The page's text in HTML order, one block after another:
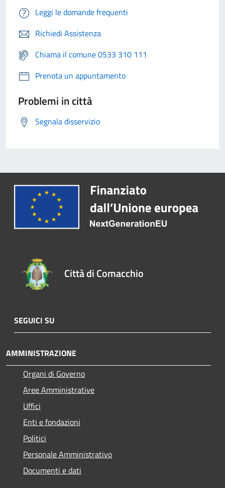
Leggi le domande frequenti
Richiedi Assistenza
Chiama il comune 0533 310 111
Prenota un appuntamento
Problemi in città
Segnala disservizio
Città di Comacchio
SEGUICI SU
AMMINISTRAZIONE
Organi di Governo
Aree Amministrative
Uffici
Enti e fondazioni
Politici
Personale Amministrativo
Documenti e dati